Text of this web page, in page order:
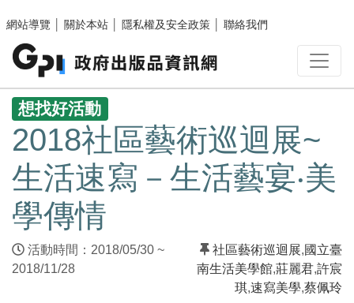
網站導覽
關於本站 隱私權及安全政策 聯絡我們
:::
想找好活動
2018社區藝術巡迴展~
生活速寫－生活藝宴‧美
學傳情
活動時間：2018/05/30 ~
2018/11/28
社區藝術巡迴展,國立臺
南生活美學館,莊麗君,許宸
琪,速寫美學,蔡佩玲